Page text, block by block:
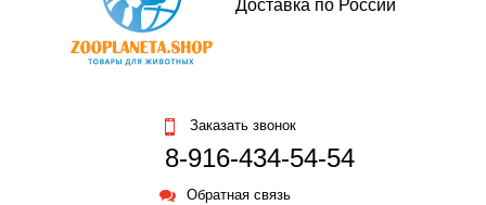
Доставка по России
Заказать звонок
8-916-434-54-54
Обратная связь